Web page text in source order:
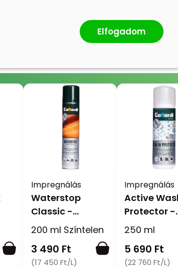
Impregnálás
Waterstop
Classic -
Impregnáló és
fényvédő spray
200 ml Színtelen
3 490 Ft
(17 450 Ft/L)
Impregnálás
Active
Protector -
Bemosható
250 ml
5 690 Ft
(22 760 Ft/L)
Elfogadom